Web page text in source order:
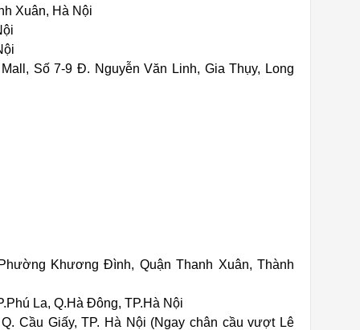
Xuân, Hà Nội
Số 7-9 Đ. Nguyễn Văn Linh, Gia Thụy, Long
Khương Đình, Quận Thanh Xuân, Thành
La, Q.Hà Đông, TP.Hà Nội
Cầu Giấy, TP. Hà Nội (Ngay chân cầu vượt Lê